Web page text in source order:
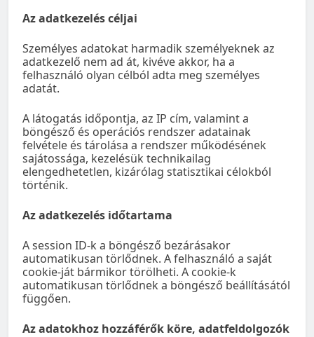
Az adatkezelés céljai
Személyes adatokat harmadik személyeknek az
adatkezelő nem ad át, kivéve akkor, ha a
felhasználó olyan célból adta meg személyes
adatát.
A látogatás időpontja, az IP cím, valamint a
böngésző és operációs rendszer adatainak
felvétele és tárolása a rendszer működésének
sajátossága, kezelésük technikailag
elengedhetetlen, kizárólag statisztikai célokból
történik.
Az adatkezelés időtartama
A session ID-k a böngésző bezárásakor
automatikusan törlődnek. A felhasználó a saját
cookie-ját bármikor törölheti. A cookie-k
automatikusan törlődnek a böngésző beállításától
függően.
Az adatokhoz hozzáférők köre, adatfeldolgozók